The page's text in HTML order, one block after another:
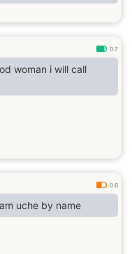
games.
0.7
woman i will call
0.6
uche by name